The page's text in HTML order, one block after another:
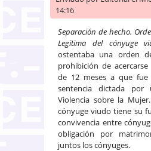
14:16
Separación de hecho.
Legitima del cónyuge
ostentaba una orden
prohibición de
de 12 meses a que
sentencia dictada por
Violencia sobre la
cónyuge viudo tiene su
convivencia entre
obligación por
juntos los cónyuges.